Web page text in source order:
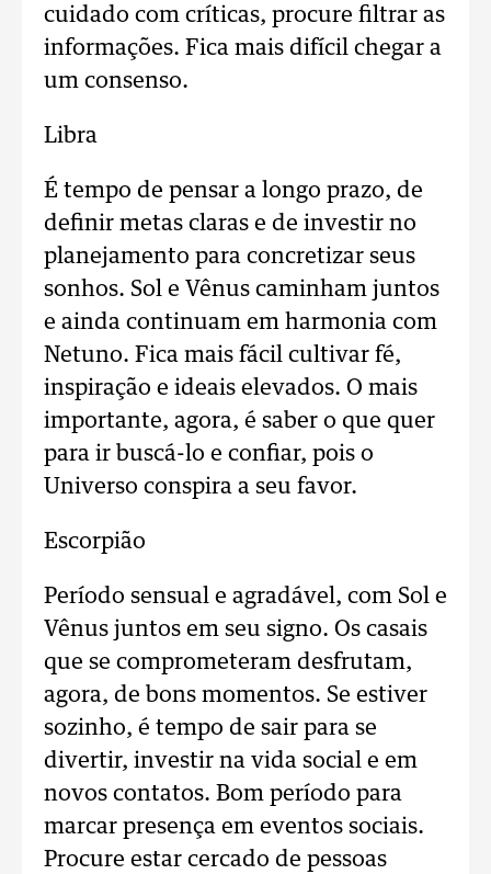
cuidado com críticas, procure filtrar as
informações. Fica mais difícil chegar a
um consenso.
Libra
É tempo de pensar a longo prazo, de
definir metas claras e de investir no
planejamento para concretizar seus
sonhos. Sol e Vênus caminham juntos
e ainda continuam em harmonia com
Netuno. Fica mais fácil cultivar fé,
inspiração e ideais elevados. O mais
importante, agora, é saber o que quer
para ir buscá-lo e confiar, pois o
Universo conspira a seu favor.
Escorpião
Período sensual e agradável, com Sol e
Vênus juntos em seu signo. Os casais
que se comprometeram desfrutam,
agora, de bons momentos. Se estiver
sozinho, é tempo de sair para se
divertir, investir na vida social e em
novos contatos. Bom período para
marcar presença em eventos sociais.
Procure estar cercado de pessoas